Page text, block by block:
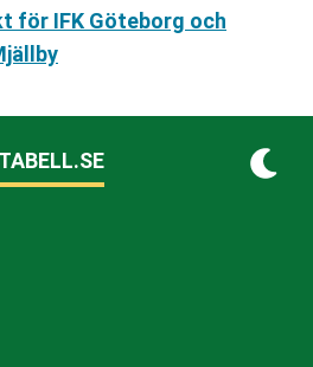
för IFK Göteborg och